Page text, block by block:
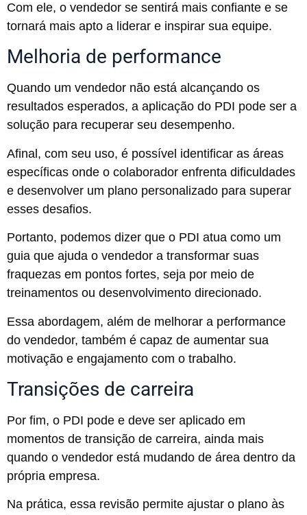
Com ele, o vendedor se sentirá mais confiante e se
tornará mais apto a liderar e inspirar sua equipe.
Melhoria de performance
Quando um vendedor não está alcançando os
resultados esperados, a aplicação do PDI pode ser a
solução para recuperar seu desempenho.
Afinal, com seu uso, é possível identificar as áreas
específicas onde o colaborador enfrenta dificuldades
e desenvolver um plano personalizado para superar
esses desafios.
Portanto, podemos dizer que o PDI atua como um
guia que ajuda o vendedor a transformar suas
fraquezas em pontos fortes, seja por meio de
treinamentos ou desenvolvimento direcionado.
Essa abordagem, além de melhorar a performance
do vendedor, também é capaz de aumentar sua
motivação e engajamento com o trabalho.
Transições de carreira
Por fim, o PDI pode e deve ser aplicado em
momentos de transição de carreira, ainda mais
quando o vendedor está mudando de área dentro da
própria empresa.
Na prática, essa revisão permite ajustar o plano às